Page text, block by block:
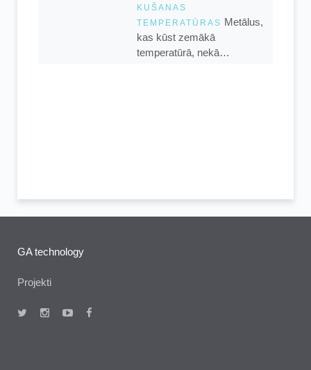
KUŠANAS
TEMPERATŪRAS Metālus,
kas kūst zemākā
temperatūrā, nekā…
GA technology
Projekti